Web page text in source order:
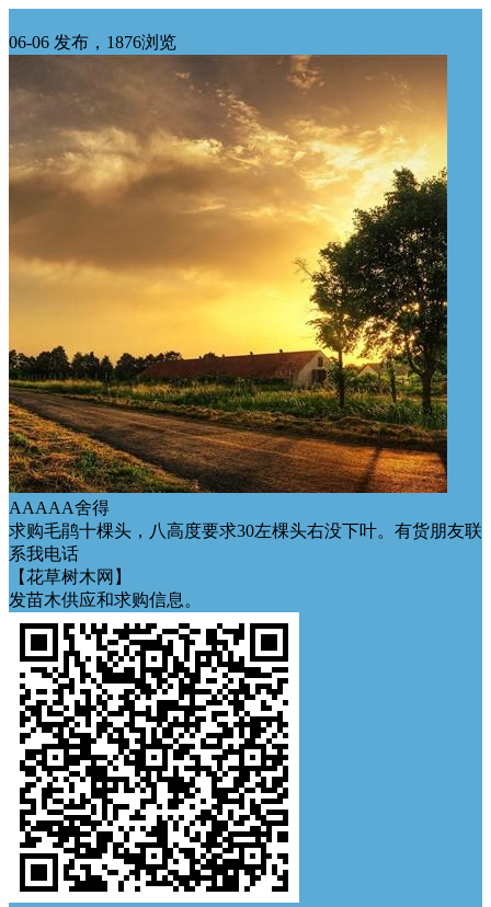
06-06 发布，1876浏览
AAAAA舍得
求购毛鹃十棵头，八高度要求30左棵头右没下叶。有货朋友联
系我电话
【花草树木网】
发苗木供应和求购信息。